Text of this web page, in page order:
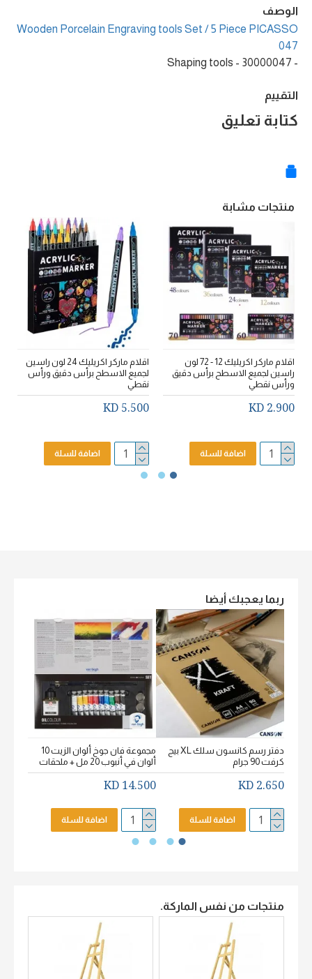
الوصف
Wooden Porcelain Engraving tools Set / 5 Piece PICASSO
047
- 30000047 - Shaping tools
التقييم
كتابة تعليق
منتجات مشابة
اقلام ماركر اكريليك 12 - 72 لون
راسين لجميع الاسطح برأس دقيق
ورأس نقطي
2.900 KD
اضافة للسلة
اقلام ماركر اكريليك 24 لون راسين
لجميع الاسطح برأس دقيق ورأس
نقطي
5.500 KD
اضافة للسلة
ربما يعجبك أيضا
دفتر رسم كانسون سلك XL بيج
كرفت 90 جرام
2.650 KD
اضافة للسلة
مجموعة فان جوخ ألوان الزيت 10
ألوان في أنبوب 20 مل + ملحقات
14.500 KD
اضافة للسلة
منتجات من نفس الماركة.